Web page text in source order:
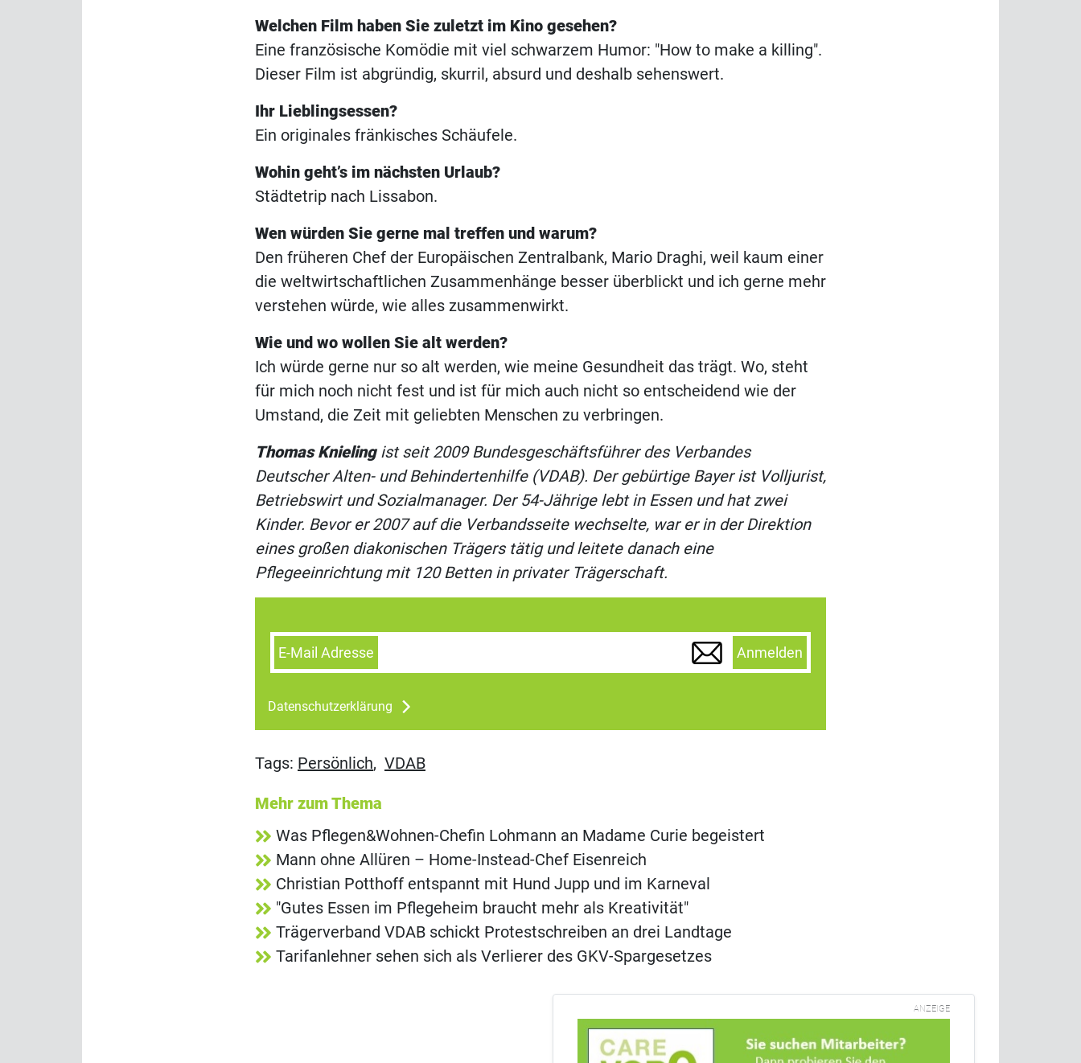
Welchen Film haben Sie zuletzt im Kino gesehen?
Eine französische Komödie mit viel schwarzem Humor: "How to make a killing".
Dieser Film ist abgründig, skurril, absurd und deshalb sehenswert.
Ihr Lieblingsessen?
Ein originales fränkisches Schäufele.
Wohin geht’s im nächsten Urlaub?
Städtetrip nach Lissabon.
Wen würden Sie gerne mal treffen und warum?
Den früheren Chef der Europäischen Zentralbank, Mario Draghi, weil kaum einer
die weltwirtschaftlichen Zusammenhänge besser überblickt und ich gerne mehr
verstehen würde, wie alles zusammenwirkt.
Wie und wo wollen Sie alt werden?
Ich würde gerne nur so alt werden, wie meine Gesundheit das trägt. Wo, steht
für mich noch nicht fest und ist für mich auch nicht so entscheidend wie der
Umstand, die Zeit mit geliebten Menschen zu verbringen.
Thomas Knielingist seit 2009 Bundesgeschäftsführer des Verbandes
Deutscher Alten- und Behindertenhilfe (VDAB). Der gebürtige Bayer ist Volljurist,
Betriebswirt und Sozialmanager. Der 54-Jährige lebt in Essen und hat zwei
Kinder. Bevor er 2007 auf die Verbandsseite wechselte, war er in der Direktion
eines großen diakonischen Trägers tätig und leitete danach eine
Pflegeeinrichtung mit 120 Betten in privater Trägerschaft.
E-Mail Adresse Anmelden
Datenschutzerklärung
Tags: Persönlich, VDAB
Mehr zum Thema
Was Pflegen&Wohnen-Chefin Lohmann an Madame Curie begeistert
Mann ohne Allüren – Home-Instead-Chef Eisenreich
Christian Potthoff entspannt mit Hund Jupp und im Karneval
"Gutes Essen im Pflegeheim braucht mehr als Kreativität"
Trägerverband VDAB schickt Protestschreiben an drei Landtage
Tarifanlehner sehen sich als Verlierer des GKV-Spargesetzes
ANZEIGE